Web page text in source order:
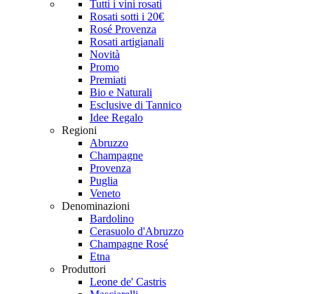
Tutti i vini rosati
Rosati sotti i 20€
Rosé Provenza
Rosati artigianali
Novità
Promo
Premiati
Bio e Naturali
Esclusive di Tannico
Idee Regalo
Regioni
Abruzzo
Champagne
Provenza
Puglia
Veneto
Denominazioni
Bardolino
Cerasuolo d'Abruzzo
Champagne Rosé
Etna
Produttori
Leone de' Castris